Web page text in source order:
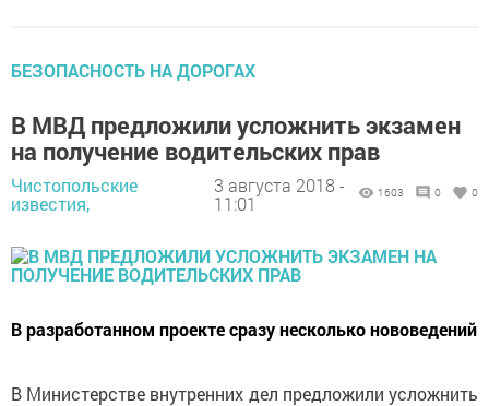
БЕЗОПАСНОСТЬ НА ДОРОГАХ
В МВД предложили усложнить экзамен
на получение водительских прав
Чистопольские
известия,
3 августа 2018 -
11:01
1603 0 0
В разработанном проекте сразу несколько нововедений
В Министерстве внутренних дел предложили усложнить